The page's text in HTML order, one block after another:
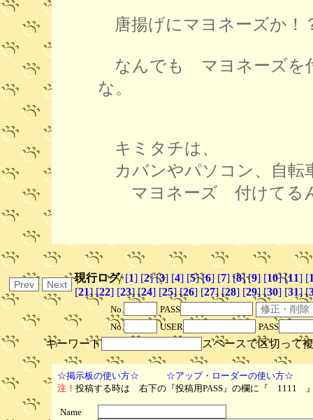
唐揚げにマヨネーズか！
なんでも マヨネーズを
な。
キミタチは、
カバンやパソコン、自転
マヨネーズ 付けてる
現行ログ/[1] [2] [3] [4] [5] [6] [7] [8] [9] [10] [11] [
[21] [22] [23] [24] [25] [26] [27] [28] [29] [30] [31] [
No.
PASS
No.
USER PASS
キーワード スペースで区切って
☆掲示板の使い方☆
☆アップ・ローダーの使い方☆
注！ 投稿する時は 右下の『投稿用PASS』の欄に『 1111
Name